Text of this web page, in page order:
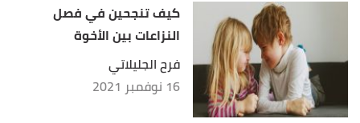
كيف تنجحين في فصل
النزاعات بين الأخوة
فرح الجليلاتي
16 نوفمبر 2021